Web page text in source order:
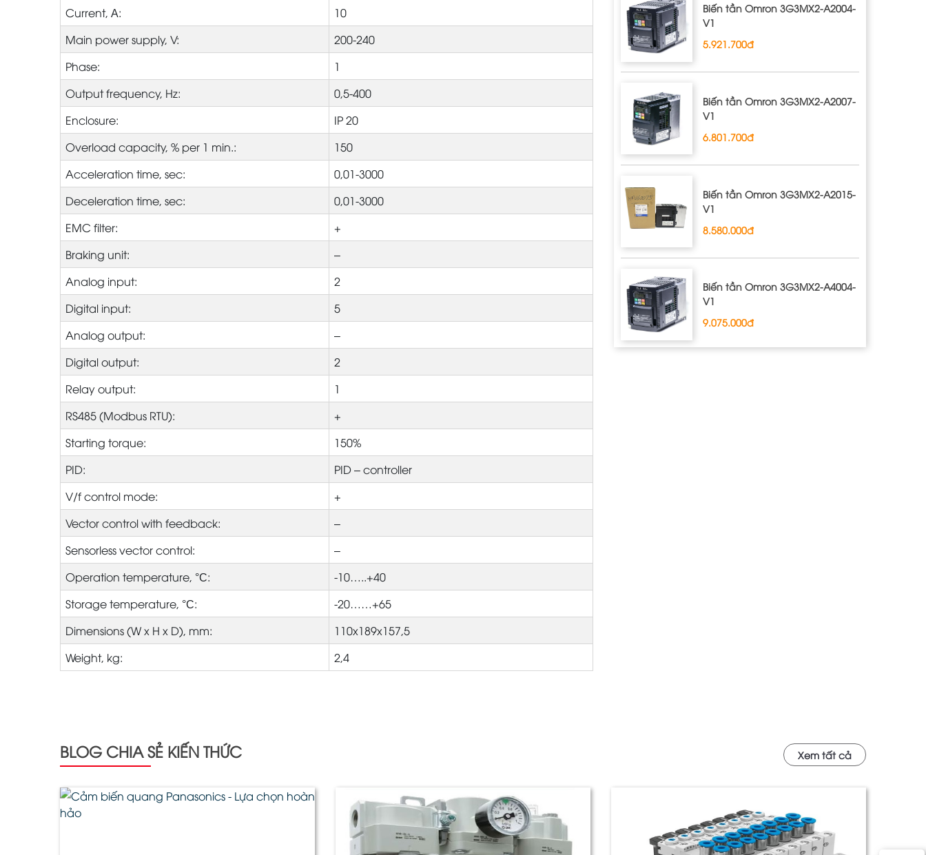
Current, А:
10
Main power supply, V:
200-240
Phase:
1
Output frequency, Hz:
0,5-400
Enclosure:
IP 20
Overload capacity, % per 1 min.:
150
Acceleration time, sec:
0,01-3000
Deceleration time, sec:
0,01-3000
EMC filter:
+
Braking unit:
–
Analog input:
2
Digital input:
5
Analog output:
–
Digital output:
2
Relay output:
1
RS485 (Modbus RTU):
+
Starting torque:
150%
PID:
PID – controller
V/f control mode:
+
Vector control with feedback:
–
Sensorless vector control:
–
Operation temperature, °С:
-10…..+40
Storage temperature, °С:
-20……+65
Dimensions (W x H x D), mm:
110x189x157,5
Weight, kg:
2,4
Biến tần Omron 3G3MX2‐A2004‐
V1
5.921.700đ
Biến tần Omron 3G3MX2‐A2007‐
V1
6.801.700đ
Biến tần Omron 3G3MX2‐A2015‐
V1
8.580.000đ
Biến tần Omron 3G3MX2‐A4004‐
V1
9.075.000đ
BLOG CHIA SẺ KIẾN THỨC Xem tất cả